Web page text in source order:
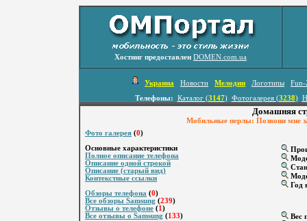
Хостинг предоставлен DOMEN.com.ua
Украина Новости Мелодии Логотипы
Fun-
Телефоны:
Каталог (3147) Фотогалерея (3238)
Домашняя
Мобильные перлы: Позвони мне
Фото галерея (0)
Основные характеристики
Полное описание телефона
Описание одной строкой
Описание (старый вид)
Контекстные ссылки
Обзоры телефона (0)
Все обзоры Samsung (239)
Отзывы о телефоне (1 )
Все отзывы о Samsung (133)
Год
Вес